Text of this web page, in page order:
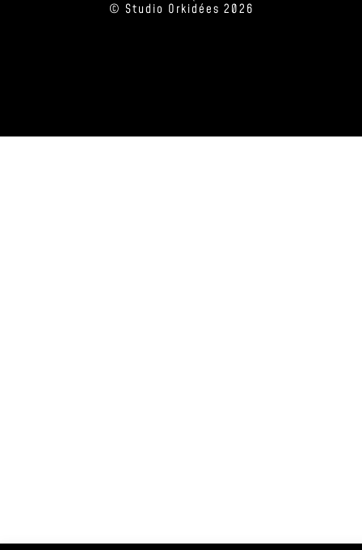
© Studio Orkidées 2026